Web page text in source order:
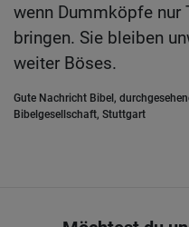
wenn Dummköpfe nur
bringen. Sie bleiben
weiter Böses.
Gute Nachricht Bibel,
Bibelgesellschaft, Stuttgart